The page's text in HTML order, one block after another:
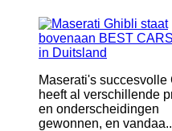
Maserati's succesvolle
heeft al verschillende
en onderscheidingen
gewonnen, en